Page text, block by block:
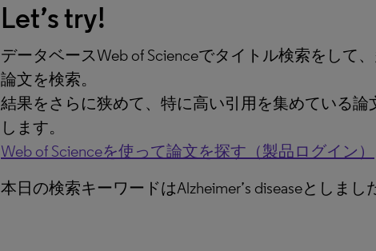
Let’s try!
データベースWeb of Scienceでタイトル検索をして
論文を検索。
結果をさらに狭めて、特に高い引用を集めている
します。
Web of Scienceを使って論文を探す（製品ログイン）
本日の検索キーワードはAlzheimer’s diseaseとしまし